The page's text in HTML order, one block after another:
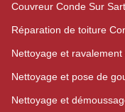
Couvreur Conde Sur
Réparation de toiture
Nettoyage et
Nettoyage et pose de
Nettoyage et